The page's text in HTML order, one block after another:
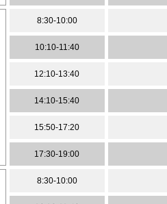
8:30-10:00
10:10-11:40
12:10-13:40
14:10-15:40
15:50-17:20
17:30-19:00
8:30-10:00